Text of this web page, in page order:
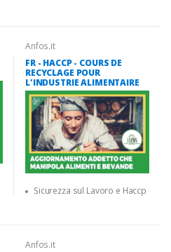
Anfos.it
FR - HACCP - COURS DE
RECYCLAGE POUR
L'INDUSTRIE ALIMENTAIRE
Sicurezza sul Lavoro e Haccp
Anfos.it